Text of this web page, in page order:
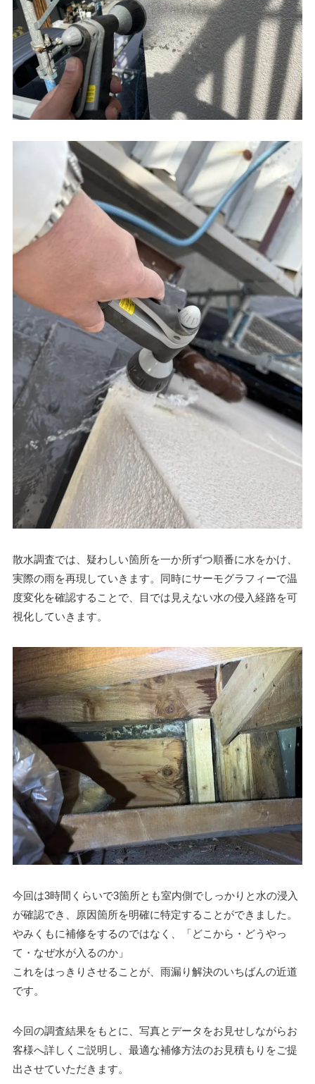
散水調査では、疑わしい箇所を一か所ずつ順番に水をかけ、
実際の雨を再現していきます。同時にサーモグラフィーで温
度変化を確認することで、目では見えない水の侵入経路を可
視化していきます。
今回は3時間くらいで3箇所とも室内側でしっかりと水の浸入
が確認でき、原因箇所を明確に特定することができました。
やみくもに補修をするのではなく、「どこから・どうやっ
て・なぜ水が入るのか」
これをはっきりさせることが、雨漏り解決のいちばんの近道
です。
今回の調査結果をもとに、写真とデータをお見せしながらお
客様へ詳しくご説明し、最適な補修方法のお見積もりをご提
出させていただきます。